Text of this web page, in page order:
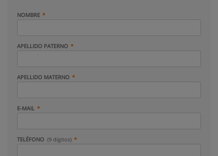
NOMBRE
APELLIDO PATERNO
APELLIDO MATERNO
E-MAIL
TELÉFONO (9 dígitos)